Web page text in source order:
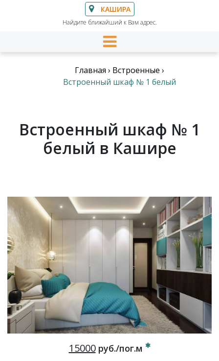
КАШИРА
Найдите ближайший к Вам адрес.
Главная › Встроенные ›
Встроенный шкаф № 1 белый
Встроенный шкаф № 1
белый в Кашире
15000руб./пог.м